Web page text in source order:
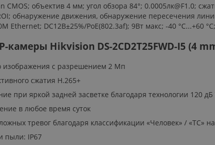
CMOS; объектив 4 мм; угол обзора 84°; 0.0005лк@F1.0;
обнаружение движения, обнаружение пересечения
Ethernet; DC12В±25%/PoE(802.3af); 9Вт макс; -40 °C...+60
камеры Hikvision DS-2CD2T25FWD-I5 (4
изображения с разрешением 2 Мп
сжатия H.265+
при яркой задней засветке благодаря технологии 120 дБ
в любое время суток
тревог благодаря классификации «Человек» / «ТС»
пыли: IP67